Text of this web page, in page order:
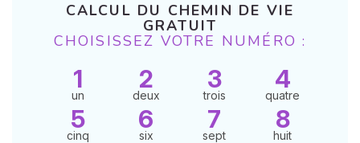
CALCUL DU CHEMIN DE VIE
GRATUIT
CHOISISSEZ VOTRE NUMÉRO :
1
un
2
deux
3
trois
4
quatre
5
cinq
6
six
7
sept
8
huit